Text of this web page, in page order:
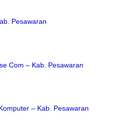
Pesawaran
Com – Kab. Pesawaran
– Kab. Pesawaran